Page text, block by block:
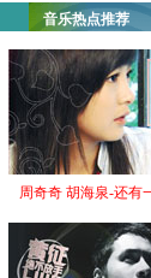
音乐热点推荐
周奇奇 胡海泉-还有